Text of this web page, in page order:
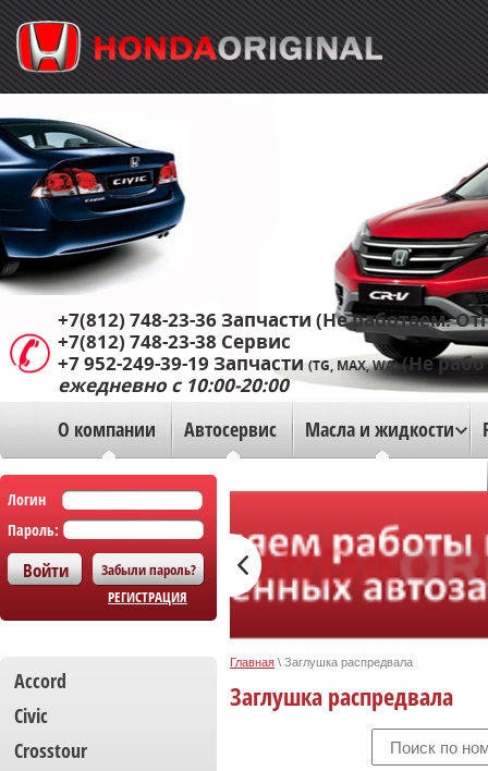
О компании Автосервис Масла и жидкости
+7(812) 748-23-36 Запчасти (Не работаем.
+7(812) 748-23-38 Сервис
+7 952-249-39-19 Запчасти(TG, MAX, WA)(Не
ежедневно с 10:00-20:00
Логин
Пароль:
Забыли пароль?
РЕГИСТРАЦИЯ
Accord
Civic
Crosstour
Главная \ Заглушка распредвала
Заглушка распредвала